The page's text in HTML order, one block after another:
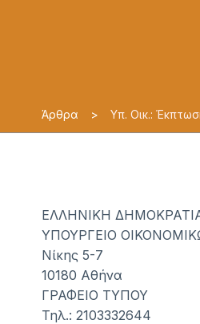
Άρθρα > Υπ. Οικ.:
ΕΛΛΗΝΙΚΗ
ΥΠΟΥΡΓΕΙΟ
Νίκης 5-7
10180 Αθήνα
ΓΡΑΦΕΙΟ ΤΥΠΟΥ
Τηλ.: 2103332644